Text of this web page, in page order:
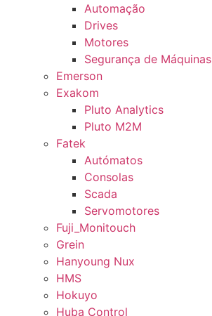
Automação
Drives
Motores
Segurança de Máquinas
Emerson
Exakom
Pluto Analytics
Pluto M2M
Fatek
Autómatos
Consolas
Scada
Servomotores
Fuji_Monitouch
Grein
Hanyoung Nux
HMS
Hokuyo
Huba Control